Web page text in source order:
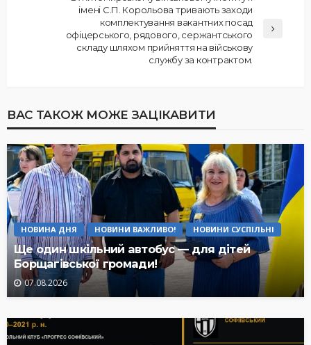
імені С.П. Корольова тривають заходи
комплектування вакантних посад
офіцерського, рядового, сержантського
складу шляхом прийняття на військову
службу за контрактом.
ВАС ТАКОЖ МОЖЕ ЗАЦІКАВИТИ
НОВИНА ДНЯ НОВИНИ ВАЖЛИВО! НОВИНИ СУСПІЛЬНІ
Ще один шкільний автобус — для дітей
Борщагівської громади!
07.08.2026